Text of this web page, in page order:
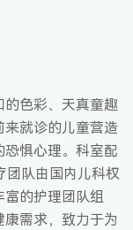
的色彩、天真童趣
就诊的儿童营造
惧心理。科室配
团队由国内儿科权
的护理团队组
需求，致力于为